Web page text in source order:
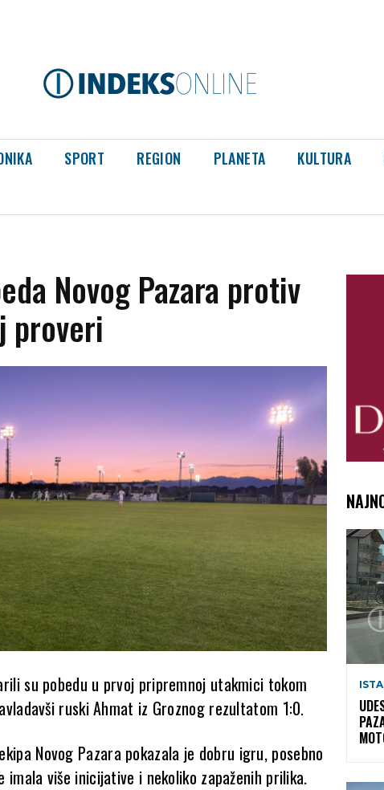
SPORT REGION PLANETA KULTURA
Novog Pazara protiv
proveri
su pobedu u prvoj pripremnoj utakmici tokom
ruski Ahmat iz Groznog rezultatom 1:0.
Novog Pazara pokazala je dobru igru, posebno
imala više inicijative i nekoliko zapaženih prilika.